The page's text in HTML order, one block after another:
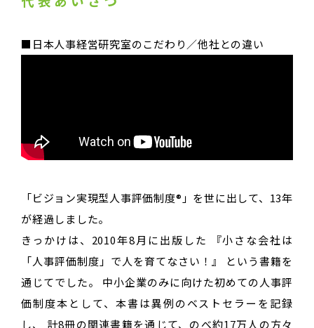
■日本人事経営研究室のこだわり／他社との違い
「ビジョン実現型人事評価制度®」を世に出して、13年
が経過しました。
きっかけは、2010年8月に出版した 『小さな会社は
「人事評価制度」で人を育てなさい！』 という書籍を
通じてでした。 中小企業のみに向けた初めての人事評
価制度本として、本書は異例のベストセラーを記録
し、 計8冊の関連書籍を通じて、のべ約17万人の方々